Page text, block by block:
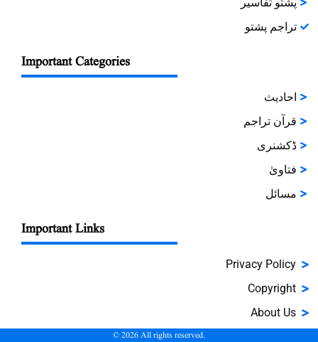
تراجم پشتو
Important Categories
احادیث
قرآن تراجم
ڈکشنری
فتاویٰ
مسائل
Important Links
Privacy Policy
Copyright
About Us
©2026All rights reserved.